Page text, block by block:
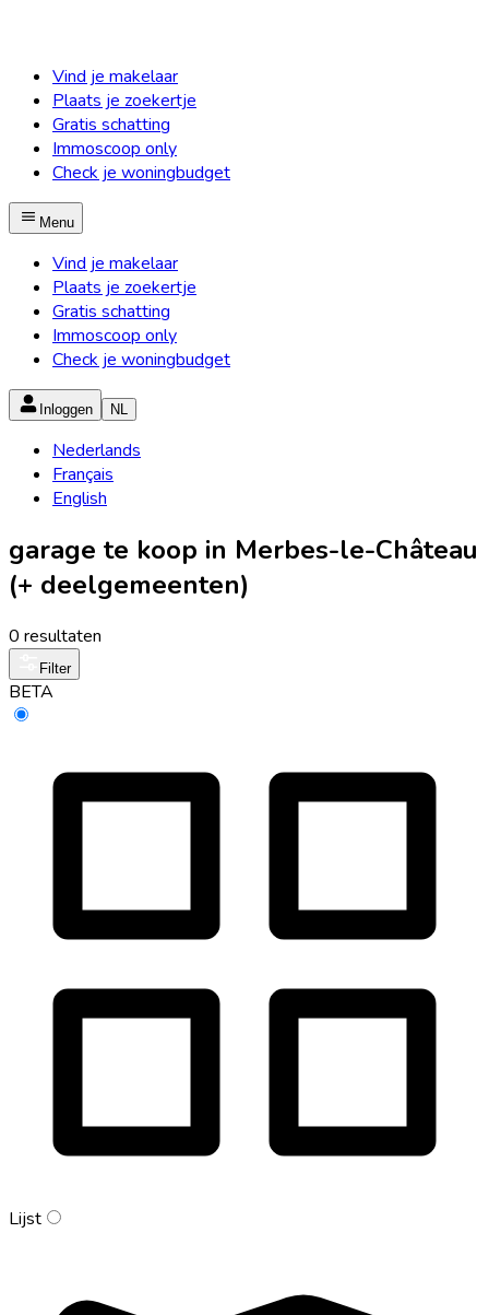
Vind je makelaar
Plaats je zoekertje
Gratis schatting
Immoscoop only
Check je woningbudget
Menu
Vind je makelaar
Plaats je zoekertje
Gratis schatting
Immoscoop only
Check je woningbudget
Inloggen NL
Nederlands
Français
English
garage te koop in Merbes-le-Château
(+ deelgemeenten)
0 resultaten
Filter
BETA
Lijst